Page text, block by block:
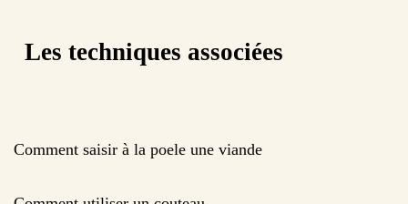
Les techniques associées
Comment saisir à la poele une viande